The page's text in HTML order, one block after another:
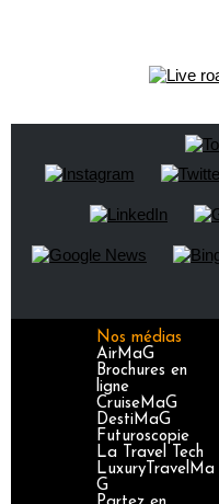
Nos médias
AirMaG
Brochures en
ligne
CruiseMaG
DestiMaG
Futuroscopie
La Travel Tech
LuxuryTravelMa
G